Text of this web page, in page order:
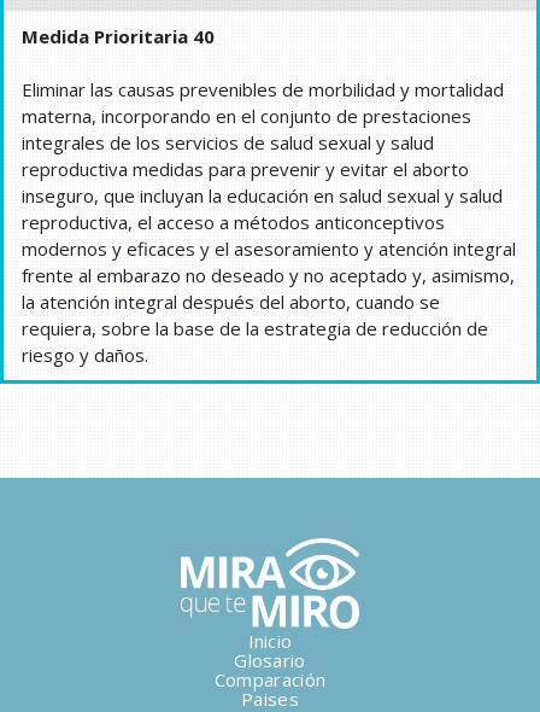
Medida Prioritaria 40
Eliminar las causas prevenibles de morbilidad y mortalidad
materna, incorporando en el conjunto de prestaciones
integrales de los servicios de salud sexual y salud
reproductiva medidas para prevenir y evitar el aborto
inseguro, que incluyan la educación en salud sexual y salud
reproductiva, el acceso a métodos anticonceptivos
modernos y eficaces y el asesoramiento y atención integral
frente al embarazo no deseado y no aceptado y, asimismo,
la atención integral después del aborto, cuando se
requiera, sobre la base de la estrategia de reducción de
riesgo y daños.
Inicio
Glosario
Comparación
Paises